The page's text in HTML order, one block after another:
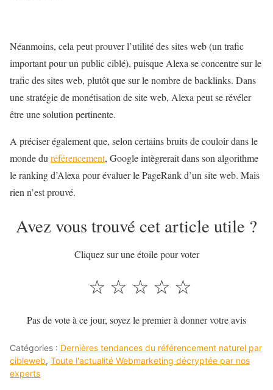
Néanmoins, cela peut prouver l’utilité des sites web (un trafic
important pour un public ciblé), puisque Alexa se concentre sur le
trafic des sites web, plutôt que sur le nombre de backlinks. Dans
une stratégie de monétisation de site web, Alexa peut se révéler
être une solution pertinente.
A préciser également que, selon certains bruits de couloir dans le
monde du référencement, Google intègrerait dans son algorithme
le ranking d’Alexa pour évaluer le PageRank d’un site web. Mais
rien n’est prouvé.
Avez vous trouvé cet article utile ?
Cliquez sur une étoile pour voter
☆
☆
☆
☆
☆
Pas de vote à ce jour, soyez le premier à donner votre avis
Catégories : Dernières tendances du référencement naturel par
cibleweb, Toute l'actualité Webmarketing décryptée par nos
experts